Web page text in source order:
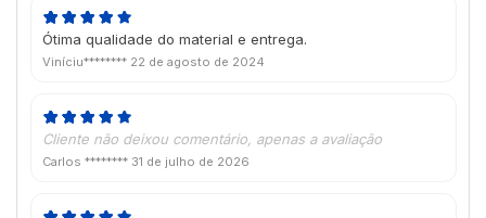
Ótima qualidade do material e entrega.
Viníciu******** 22 de agosto de 2024
Cliente não deixou comentário, apenas a avaliação
Carlos ******** 31 de julho de 2026